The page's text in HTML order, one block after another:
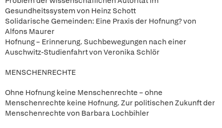
Gesundheitssystem von Heinz Schott
Solidarische Gemeinden: Eine Praxis der Hofnung? von
Alfons Maurer
Hofnung – Erinnerung. Suchbewegungen nach einer
Auschwitz-Studienfahrt von Veronika Schlör
MENSCHENRECHTE
Ohne Hofnung keine Menschenrechte – ohne
Menschenrechte keine Hofnung. Zur politischen Zukunft der
Menschenrechte von Barbara Lochbihler